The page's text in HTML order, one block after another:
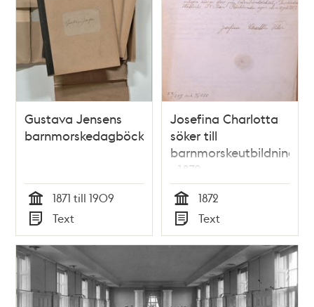
Gustava Jensens
barnmorskedagböcker
Tid
1871 till 1909
Typ
Text
Josefina Charlotta
söker till
barnmorskeutbildning
- 1872
Tid
1872
Typ
Text